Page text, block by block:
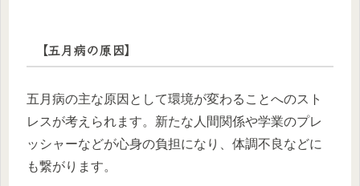
【五月病の原因】
五月病の主な原因として環境が変わることへのスト
レスが考えられます。新たな人間関係や学業のプレ
ッシャーなどが心身の負担になり、体調不良などに
も繋がります。